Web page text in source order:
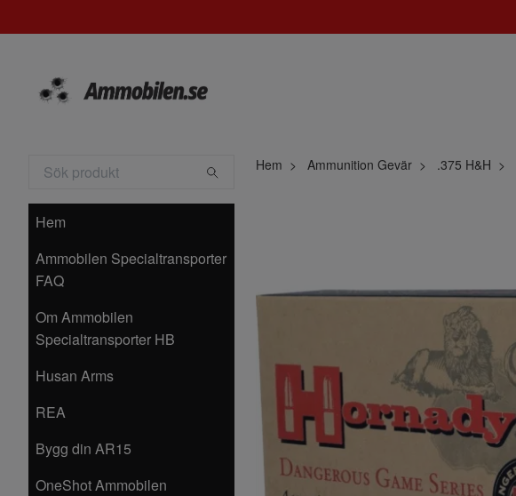
Hem
Ammobilen Specialtransporter
FAQ
Om Ammobilen
Specialtransporter HB
Husan Arms
REA
Bygg din AR15
OneShot Ammobilen
Hem Ammunition Gevär .375 H&H